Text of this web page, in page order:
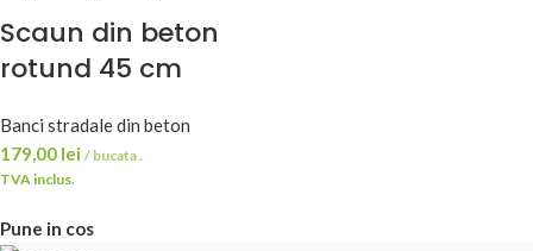
Scaun din beton
rotund 45 cm
Banci stradale din beton
179,00 lei / bucata .
TVA inclus.
Pune in cos